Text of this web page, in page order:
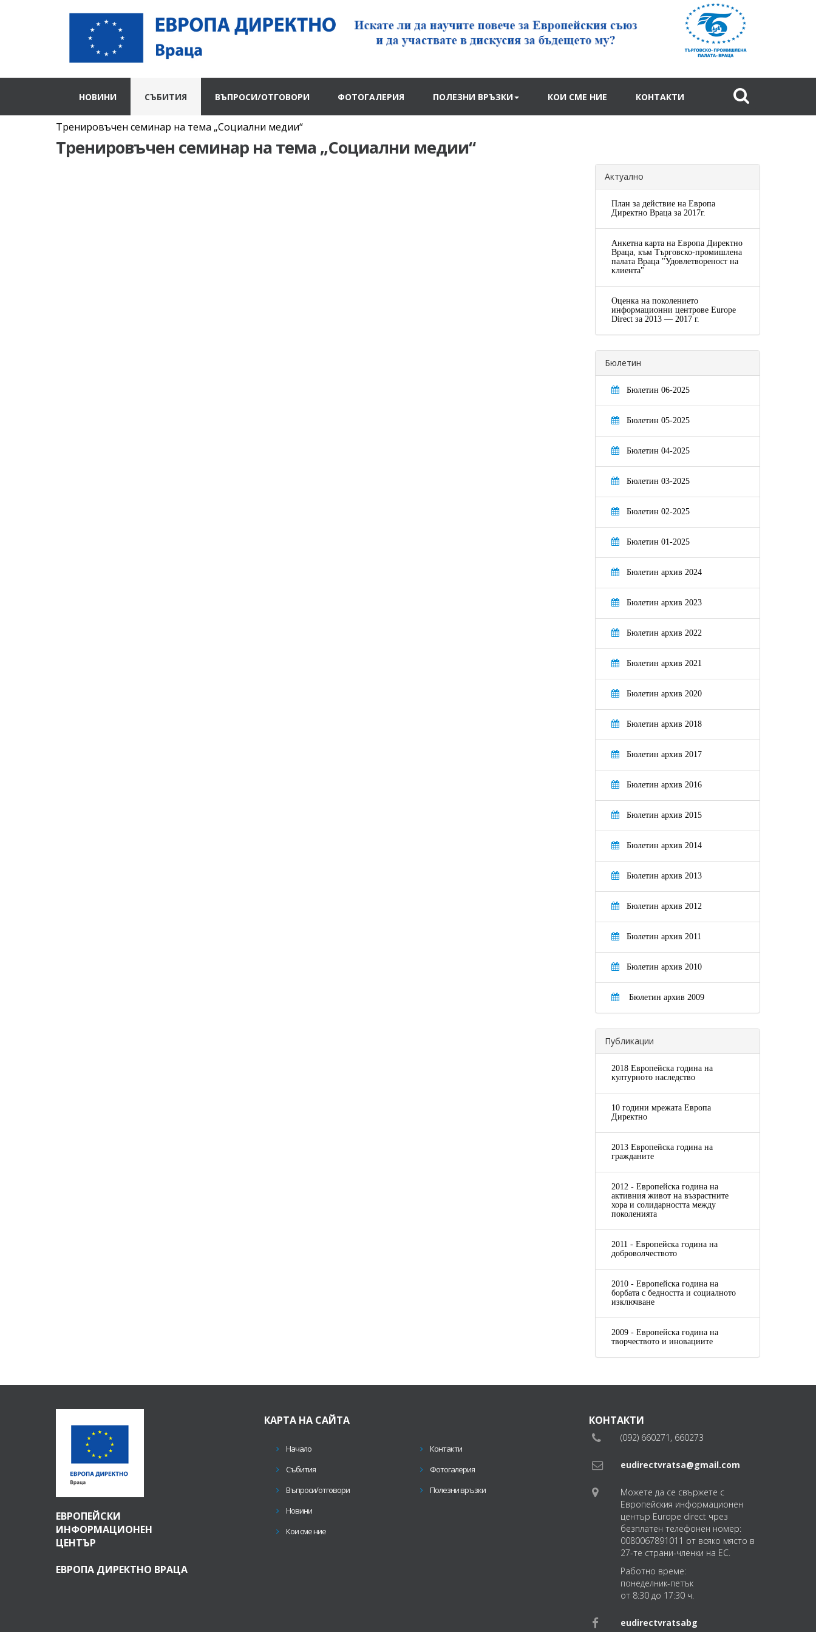
НОВИНИ СЪБИТИЯ ВЪПРОСИ/ОТГОВОРИ ФОТОГАЛЕРИЯ ПОЛЕЗНИ ВРЪЗКИ КОИ СМЕ НИЕ КОНТАКТИ
Тренировъчен семинар на тема „Социални медии“
Тренировъчен семинар на тема „Социални медии“
Актуално
План за действие на Европа
Директно Враца за 2017г.
Анкетна карта на Европа Директно
Враца, към Търговско-промишлена
палата Враца "Удовлетвореност на
клиента"
Оценка на поколението
информационни центрове Europe
Direct за 2013 — 2017 г.
Бюлетин
Бюлетин 06-2025
Бюлетин 05-2025
Бюлетин 04-2025
Бюлетин 03-2025
Бюлетин 02-2025
Бюлетин 01-2025
Бюлетин архив 2024
Бюлетин архив 2023
Бюлетин архив 2022
Бюлетин архив 2021
Бюлетин архив 2020
Бюлетин архив 2018
Бюлетин архив 2017
Бюлетин архив 2016
Бюлетин архив 2015
Бюлетин архив 2014
Бюлетин архив 2013
Бюлетин архив 2012
Бюлетин архив 2011
Бюлетин архив 2010
Бюлетин архив 2009
Публикации
2018 Европейска година на
културното наследство
10 години мрежата Европа
Директно
2013 Европейска година на
гражданите
2012 - Европейска година на
активния живот на възрастните
хора и солидарността между
поколенията
2011 - Европейска година на
доброволчеството
2010 - Европейска година на
борбата с бедността и социалното
изключване
2009 - Европейска година на
творчеството и иновациите
ЕВРОПЕЙСКИ
ИНФОРМАЦИОНЕН
ЦЕНТЪР
ЕВРОПА ДИРЕКТНО ВРАЦА
КАРТА НА САЙТА
Начало
Събития
Въпроси/отговори
Новини
Кои сме ние
Контакти
Фотогалерия
Полезни връзки
КОНТАКТИ
(092) 660271, 660273
eudirectvratsa@gmail.com
Можете да се свържете с
Европейския информационен
център Europe direct чрез
безплатен телефонен номер:
0080067891011 от всяко място в
27-те страни-членки на ЕС.
Работно време:
понеделник-петък
от 8:30 до 17:30 ч.
eudirectvratsabg